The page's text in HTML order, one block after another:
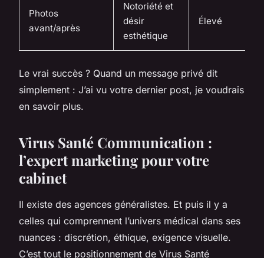
Photos
avant/après
Notoriété et
désir
esthétique
Élevé
Le vrai succès ? Quand un message privé dit
simplement : J’ai vu votre dernier post, je voudrais
en savoir plus.
Virus Santé Communication :
l’expert marketing pour votre
cabinet
Il existe des agences généralistes. Et puis il y a
celles qui comprennent l’univers médical dans ses
nuances : discrétion, éthique, exigence visuelle.
C’est tout le positionnement de Virus Santé